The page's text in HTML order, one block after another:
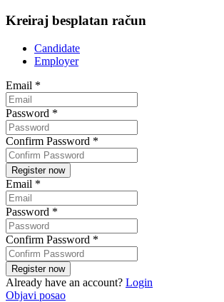
Kreiraj besplatan račun
Candidate
Employer
Email *
Password *
Confirm Password *
Email *
Password *
Confirm Password *
Already have an account? Login
Objavi posao